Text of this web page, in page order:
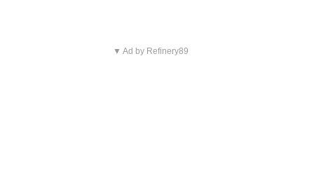
▼ Ad by Refinery89